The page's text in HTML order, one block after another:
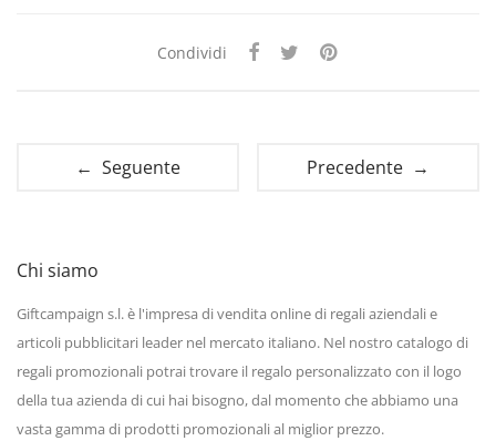
Condividi
← Seguente Precedente →
Chi siamo
Giftcampaign s.l. è l'impresa di vendita online di regali aziendali e
articoli pubblicitari leader nel mercato italiano. Nel nostro catalogo di
regali promozionali potrai trovare il regalo personalizzato con il logo
della tua azienda di cui hai bisogno, dal momento che abbiamo una
vasta gamma di prodotti promozionali al miglior prezzo.